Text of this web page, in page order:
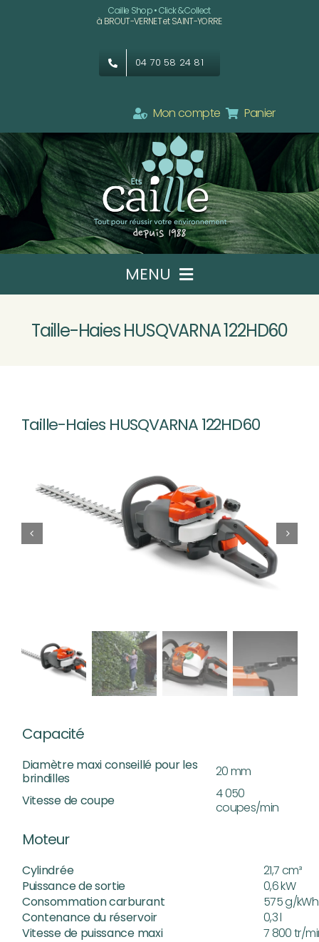
Caille Shop • Click & Collect
à BROUT-VERNET et SAINT-YORRE
04 70 58 24 81
Mon compte Panier
MENU
CONTACT & ACCÈS
Rechercher:
Taille-Haies HUSQVARNA 122HD60
Taille-Haies HUSQVARNA 122HD60
Capacité
Diamètre maxi conseillé pour les
brindilles
20 mm
Vitesse de coupe
4 050
coupes/min
Moteur
Cylindrée
21,7 cm³
Puissance de sortie
0,6 kW
Consommation carburant
575 g/kWh
Contenance du réservoir
0,3 l
Vitesse de puissance maxi
7 800 tr/